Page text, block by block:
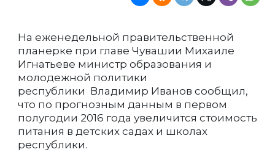
На еженедельной правительственной
планерке при главе Чувашии Михаиле
Игнатьеве министр образования и
молодежной политики
республики Владимир Иванов сообщил,
что по прогнозным данным в первом
полугодии 2016 года увеличится стоимость
питания в детских садах и школах
республики.